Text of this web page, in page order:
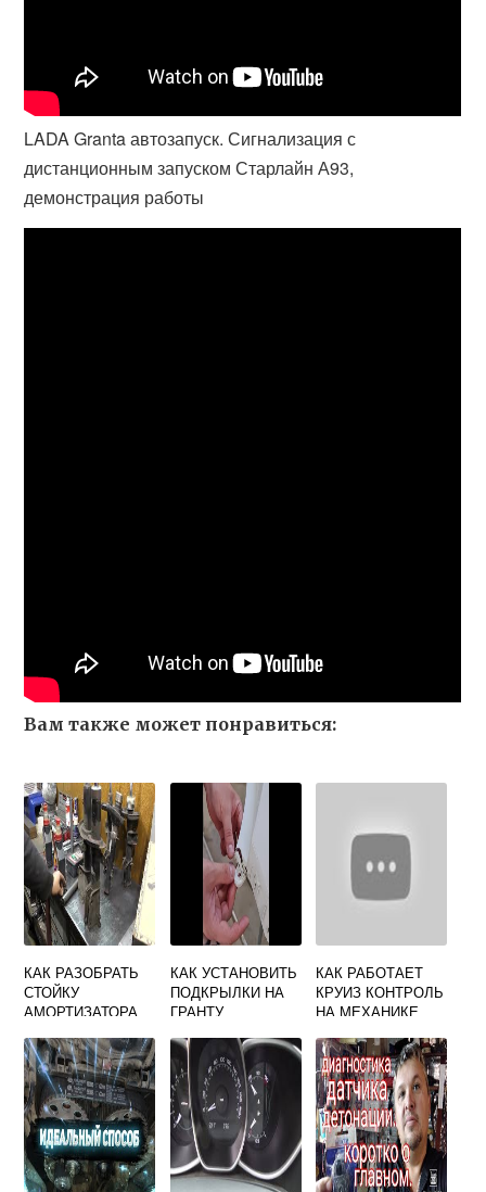
LADA Granta автозапуск. Сигнализация с
дистанционным запуском Старлайн А93,
демонстрация работы
Вам также может понравиться:
КАК РАЗОБРАТЬ
СТОЙКУ
АМОРТИЗАТОРА
КАК УСТАНОВИТЬ
ПОДКРЫЛКИ НА
ГРАНТУ
КАК РАБОТАЕТ
КРУИЗ КОНТРОЛЬ
НА МЕХАНИКЕ